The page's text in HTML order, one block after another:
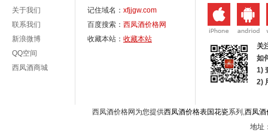
关于我们
联系我们
新浪微博
QQ空间
西凤酒商城
记住域名： xfjjgw.com
百度搜索： 西凤酒价格网
收藏本站： 收藏本站
关
如
1)
2)
西凤酒价格网为您提供西凤酒价格表国花瓷系列,西凤酒
地址